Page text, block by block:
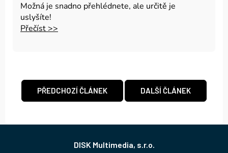
Možná je snadno přehlédnete, ale určitě je
uslyšíte!
Přečíst >>
PŘEDCHOZÍ ČLÁNEK DALŠÍ ČLÁNEK